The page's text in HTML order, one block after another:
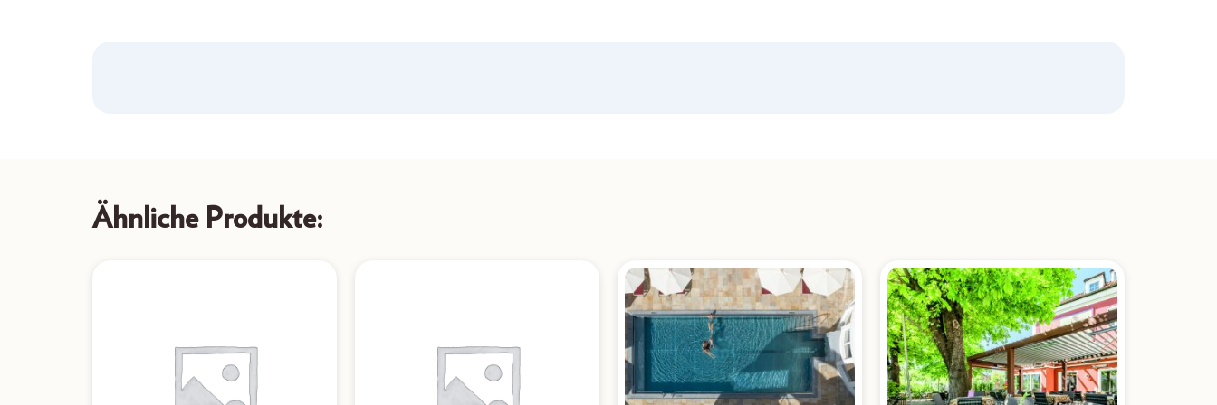
Ähnliche Produkte: